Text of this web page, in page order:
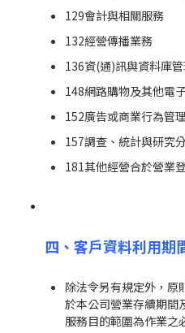
129會計與相關服務
132經營傳播業務
136資(通)訊與資料庫
148網路購物及其他電
152廣告或商業行為管理
157調查、統計與研究
181其他經營合於營業
四、客戶資料利用期
除法令另有規定外，原
於本公司營業存續期間
服務目的範圍為作業之